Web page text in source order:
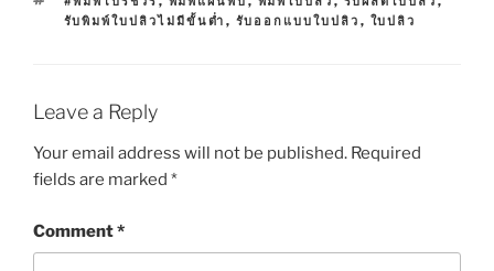
T
E
I
A
รับพิมพ์ใบปลิวไม่มีขั้นต่ำ , รับออกแบบใบปลิว , ใบปลิว
Leave a Reply
Your email address will not be published. Required
fields are marked *
Comment*